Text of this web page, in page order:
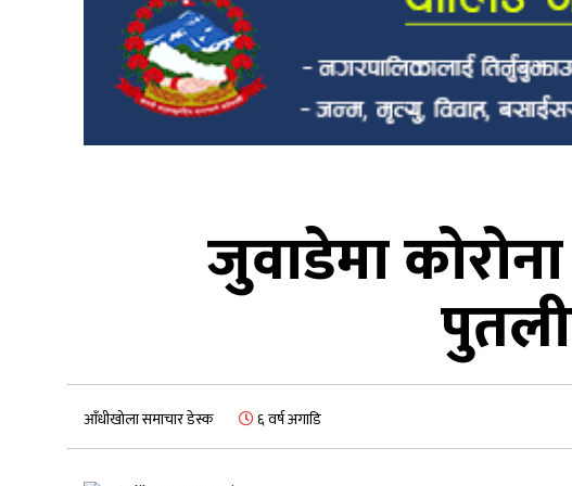
जुवाडेमा
आँधीखोला समाचार डेस्क ६ वर्ष अगाडि